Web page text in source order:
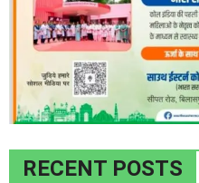
RECENT POSTS